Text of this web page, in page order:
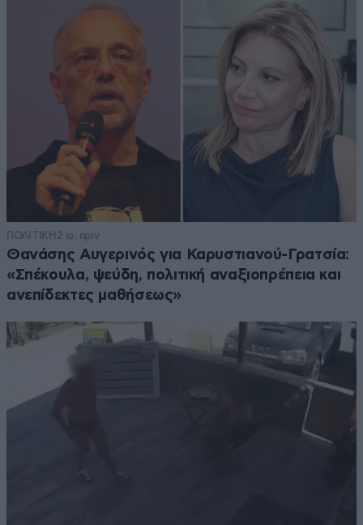
ΠΟΛΙΤΙΚΗ 2 ω. πριν
Θανάσης Αυγερινός για Καρυστιανού-Γρατσία:
«Σπέκουλα, ψεύδη, πολιτική αναξιοπρέπεια και
ανεπίδεκτες μαθήσεως»